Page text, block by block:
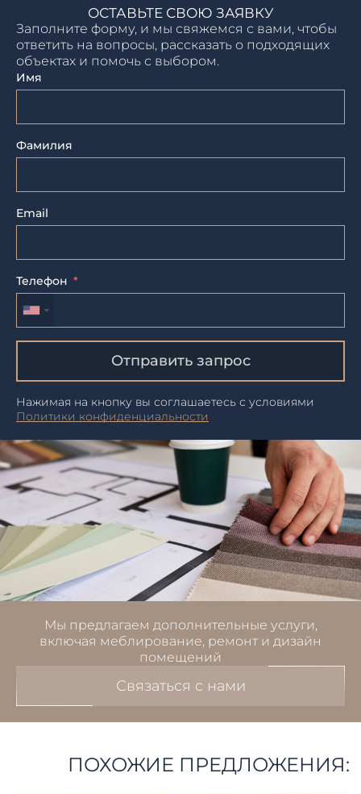
ОСТАВЬТЕ СВОЮ ЗАЯВКУ
Заполните форму, и мы свяжемся с вами, чтобы
ответить на вопросы, рассказать о подходящих
объектах и помочь с выбором.
Имя
Фамилия
Email
Телефон
Отправить запрос
Нажимая на кнопку вы соглашаетесь с условиями
Политики конфиденциальности
Мы предлагаем дополнительные услуги,
включая меблирование, ремонт и дизайн
помещений
Связаться с нами
ПОХОЖИЕ ПРЕДЛОЖЕНИЯ: